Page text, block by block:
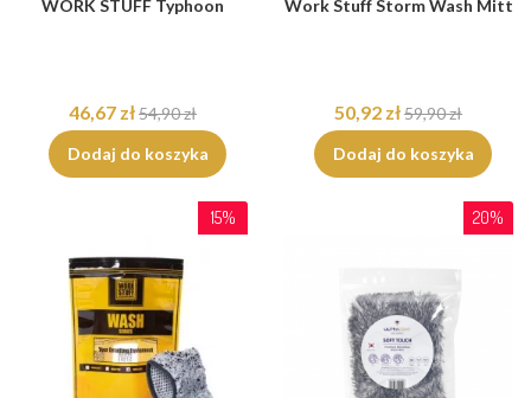
WORK STUFF Typhoon
46,67 zł54,90 zł
Dodaj do koszyka
Work Stuff Storm Wash Mitt
50,92 zł59,90 zł
Dodaj do koszyka
15% 20%